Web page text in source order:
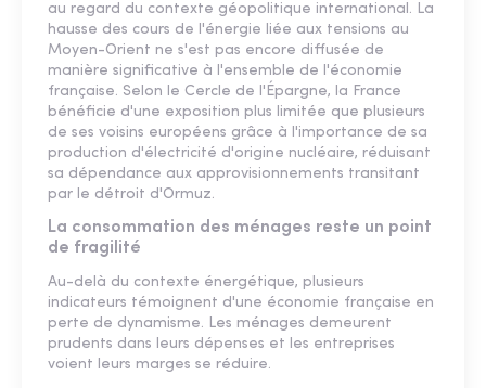
au regard du contexte géopolitique international. La
hausse des cours de l'énergie liée aux tensions au
Moyen-Orient ne s'est pas encore diffusée de
manière significative à l'ensemble de l'économie
française. Selon le Cercle de l'Épargne, la France
bénéficie d'une exposition plus limitée que plusieurs
de ses voisins européens grâce à l'importance de sa
production d'électricité d'origine nucléaire, réduisant
sa dépendance aux approvisionnements transitant
par le détroit d'Ormuz.
La consommation des ménages reste un point
de fragilité
Au-delà du contexte énergétique, plusieurs
indicateurs témoignent d'une économie française en
perte de dynamisme. Les ménages demeurent
prudents dans leurs dépenses et les entreprises
voient leurs marges se réduire.